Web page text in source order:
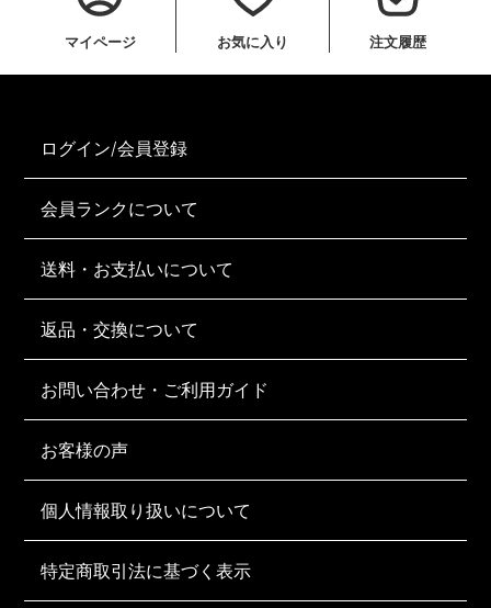
マイページ お気に入り 注文履歴
ログイン/会員登録
会員ランクについて
送料・お支払いについて
返品・交換について
お問い合わせ・ご利用ガイド
お客様の声
個人情報取り扱いについて
特定商取引法に基づく表示